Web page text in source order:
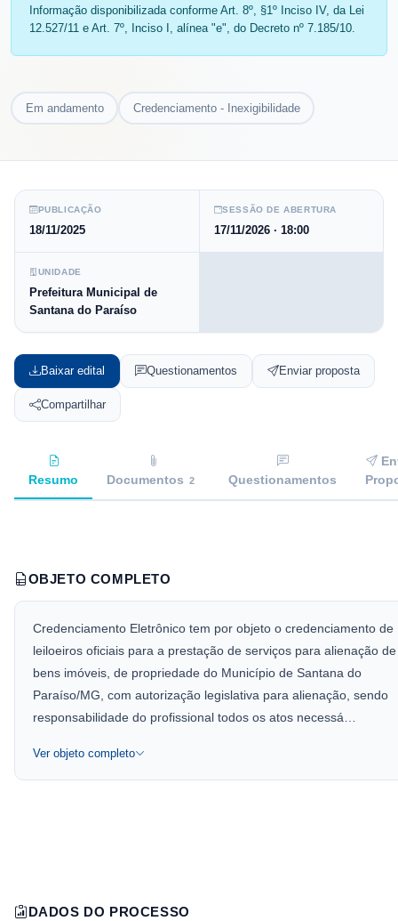
Em andamento Credenciamento - Inexigibilidade
Informação disponibilizada conforme Art. 8º, §1º Inciso IV, da Lei
12.527/11 e Art. 7º, Inciso I, alínea "e", do Decreto nº 7.185/10.
PUBLICAÇÃO
18/11/2025
SESSÃO DE ABERTURA
17/11/2026· 18:00
UNIDADE
Prefeitura Municipal de
Santana do Paraíso
Baixar edital Questionamentos Enviar proposta
Compartilhar
Resumo Documentos 2 Questionamentos
OBJETO COMPLETO
Credenciamento Eletrônico tem por objeto o credenciamento de
leiloeiros oficiais para a prestação de serviços para alienação de
bens imóveis, de propriedade do Município de Santana do
Paraíso/MG, com autorização legislativa para alienação, sendo
responsabilidade do profissional todos os atos necessá…
Ver objeto completo
DADOS DO PROCESSO